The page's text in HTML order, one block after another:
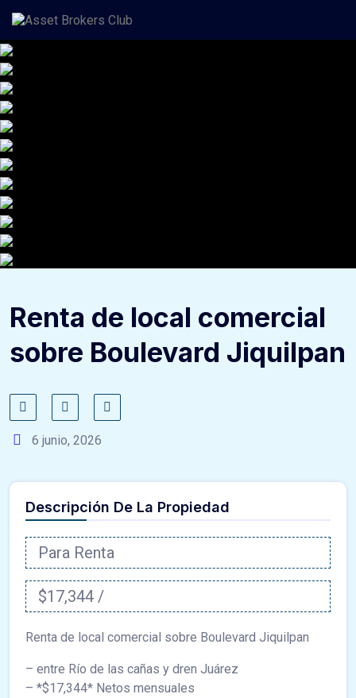
contenido
Renta de local comercial
sobre Boulevard Jiquilpan
6 junio, 2026
Descripción De La Propiedad
Para Renta
$17,344 /
Renta de local comercial sobre Boulevard Jiquilpan
– entre Río de las cañas y dren Juárez
– *$17,344* Netos mensuales